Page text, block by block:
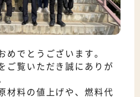
めでとうございます。
ご覧いただき誠にありが
材料の値上げや、燃料代